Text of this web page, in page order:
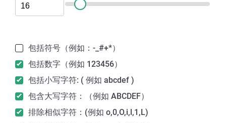
包括符号（例如：-_#+*）
包括数字（例如 123456）
包括小写字符: ( 例如 abcdef )
包含大写字符：（例如 ABCDEF）
排除相似字符：(例如 o,0,O,i,l,1,L)